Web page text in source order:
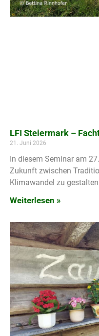
LFI Steiermark –
21. Juni 2026
In diesem Seminar am
Zukunft zwischen
Klimawandel zu
Weiterlesen »